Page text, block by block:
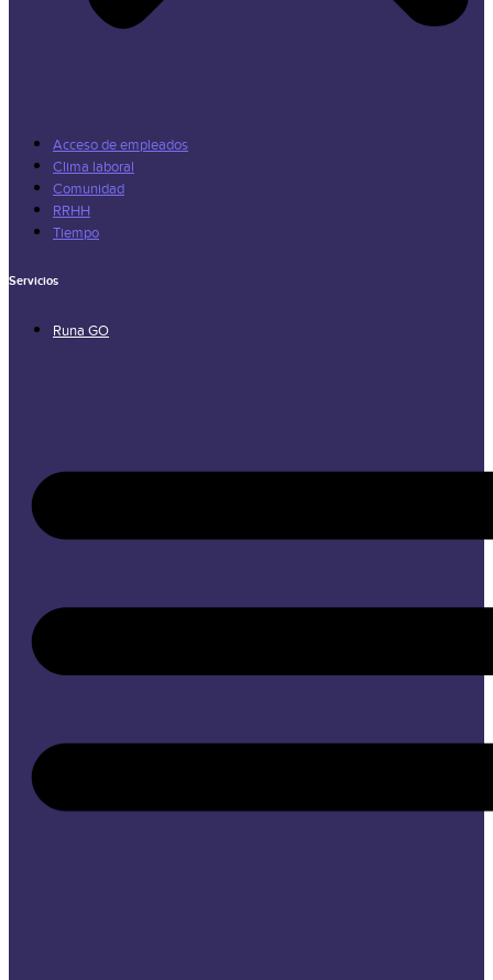
Acceso de empleados
Clima laboral
Comunidad
RRHH
Tiempo
Servicios
Runa GO